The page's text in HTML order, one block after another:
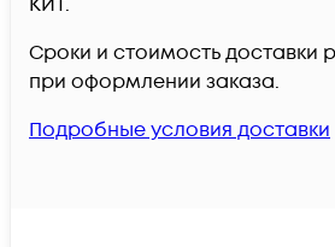
Сроки и стоимость доставки
при оформлении заказа.
Подробные условия доставки